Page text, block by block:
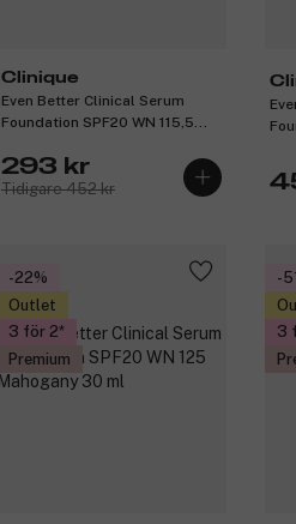
Clinique
Even Better Clinical Serum
Foundation SPF20 WN 115,5
293 kr
Tidigare 452 kr
-22%
Outlet
3 för 2
Premium
-
3